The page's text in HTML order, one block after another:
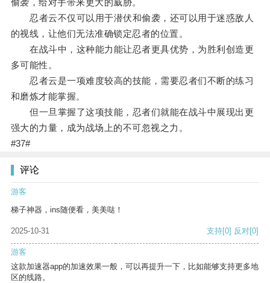
偷袭，给对手带来更大的威胁。
忍者云不仅可以用于潜伏和偷袭，还可以用于迷惑敌人
的视线，让他们无法准确锁定忍者的位置。
在战斗中，这种能力能让忍者更具优势，为胜利创造更
多可能性。
忍者云是一项难度较高的技能，需要忍者们不断的练习
和磨炼才能掌握。
但一旦掌握了这项技能，忍者们就能在战斗中展现出更
强大的力量，成为战场上的不可忽视之力。
#37#
评论
游客
梯子神器，ins随便看，美美哒！
2025-10-31 支持[0] 反对[0]
游客
这款加速器app的加速效果一般，可以再提升一下，比如能够支持更多地
区的线路。